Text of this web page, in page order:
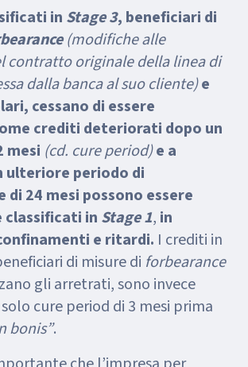
in Stage 3, beneficiari di
(modifiche alle
contratto originale della linea di
dalla banca al suo cliente)e
cessano di essere
crediti deteriorati dopo un
mesi (cd. cure period)e a
ulteriore periodo di
di 24 mesi possono essere
classificati in Stage 1, in
e ritardi. I crediti in
di misure di forbearance
gli arretrati, sono invece
cure period di 3 mesi prima
bonis”.